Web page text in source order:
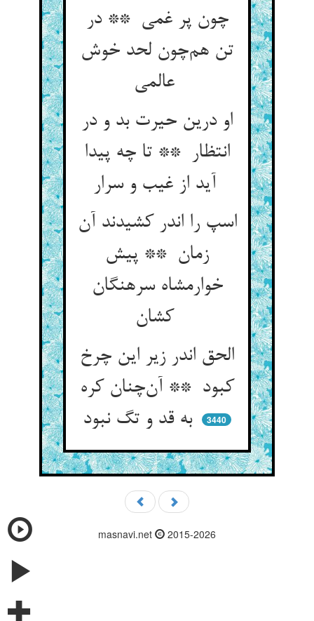
چون پر غمی ** در
تن هم‌چون لحد خوش
او درین حیرت بد و در
انتظار ** تا چه پیدا
اسپ را اندر کشیدند آن
زمان ** پیش
خوارمشاه سرهنگان
کشان
الحق اندر زیر این چرخ
کبود ** آن‌چنان کره
به قد و تگ نبود
3440
masnavi.net 2015-2026